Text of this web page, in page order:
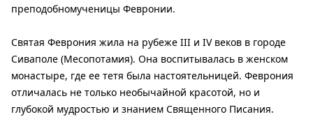
преподобномученицы Февронии.
Святая Феврония жила на рубеже III и IV веков в городе
Сиваполе (Месопотамия). Она воспитывалась в женском
монастыре, где ее тетя была настоятельницей. Феврония
отличалась не только необычайной красотой, но и
глубокой мудростью и знанием Священного Писания.